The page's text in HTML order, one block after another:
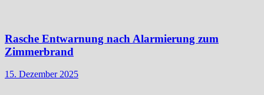
Rasche Entwarnung nach Alarmierung zum
Zimmerbrand
15. Dezember 2025